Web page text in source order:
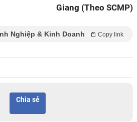
Giang (Theo SCMP)
Nghiệp & Kinh Doanh Copy link
Chia sẻ